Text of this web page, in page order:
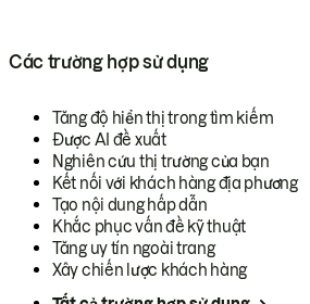
Các trường hợp sử dụng
Tăng độ hiển thị trong tìm kiếm
Được AI đề xuất
Nghiên cứu thị trường của bạn
Kết nối với khách hàng địa phương
Tạo nội dung hấp dẫn
Khắc phục vấn đề kỹ thuật
Tăng uy tín ngoài trang
Xây chiến lược khách hàng